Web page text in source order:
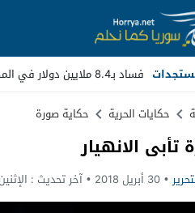
فساد بـ8.4 ملايين دولار في المصرف العقاري.. مسؤولون سابقون أمام القضاء
Stop
Previous
Next
حكايات الحرية حكاية صورة
تأبى الانهيار
30 أبريل 2018 آخر تحديث : الإثنين, 30 أبريل, 2018 -